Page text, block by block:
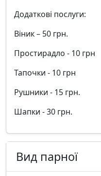
Додаткові послуги:
Віник – 50 грн.
Простирадло - 10 грн
Тапочки - 10 грн
Рушники - 15 грн.
Шапки - 30 грн.
Вид парної